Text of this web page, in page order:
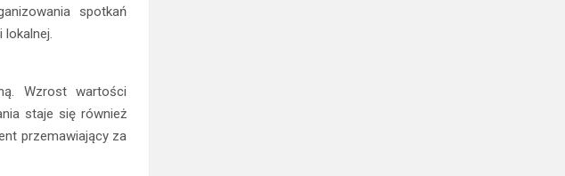
spotkań
Wzrost wartości
staje się również
przemawiający za